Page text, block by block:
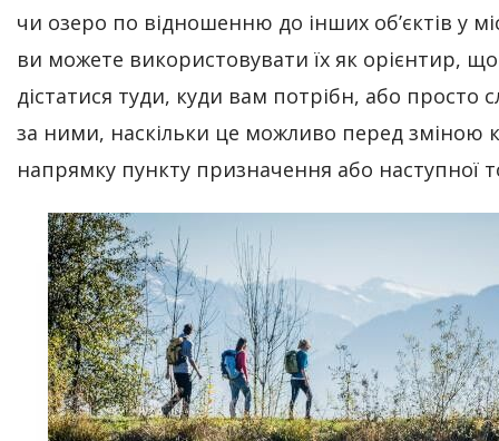
чи озеро по відношенню до інших об’єктів у
ви можете використовувати їх як орієнтир,
дістатися туди, куди вам потрібн, або просто
за ними, наскільки це можливо перед зміною
напрямку пункту призначення або наступної